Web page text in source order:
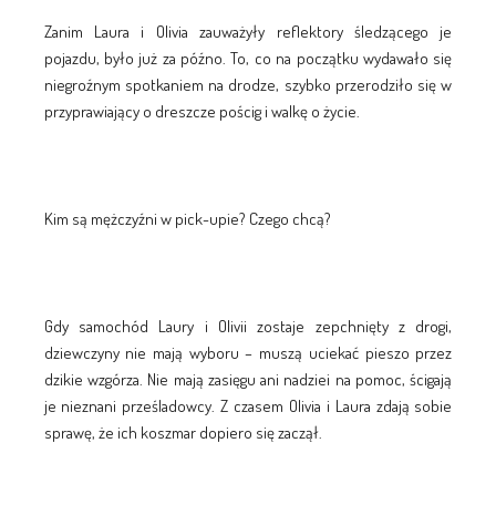
Zanim Laura i Olivia zauważyły reflektory śledzącego je
pojazdu, było już za późno. To, co na początku wydawało się
niegroźnym spotkaniem na drodze, szybko przerodziło się w
przyprawiający o dreszcze pościg i walkę o życie.
Kim są mężczyźni w pick-upie? Czego chcą?
Gdy samochód Laury i Olivii zostaje zepchnięty z drogi,
dziewczyny nie mają wyboru – muszą uciekać pieszo przez
dzikie wzgórza. Nie mają zasięgu ani nadziei na pomoc, ścigają
je nieznani prześladowcy. Z czasem Olivia i Laura zdają sobie
sprawę, że ich koszmar dopiero się zaczął.